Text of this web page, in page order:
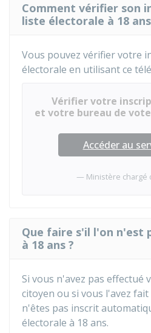
Comment vérifier son
liste électorale à 18
Vous pouvez vérifier votre
électorale en utilisant ce
Vérifier votre
et votre bureau de vote
Accéder au
Ministère chargé
Que faire s'il l'on n'est
à 18 ans ?
Si vous n'avez pas effectué
citoyen ou si vous l'avez
n'êtes pas inscrit
électorale à 18 ans.